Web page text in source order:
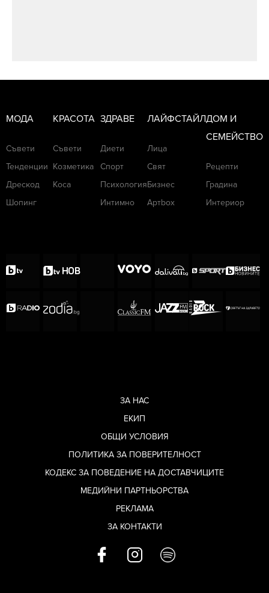
МОДА
Съвети
Тенденции
Дрескод
Шопинг
КРАСОТА
Съвети
Козметика
Коса
ЗДРАВЕ
Диети
Спорт
Психология
Интимно
ЛАЙФСТАЙЛ
Лица
Свят
Бизнес
Артbox
ДОМ И
СЕМЕЙСТВО
Рецепти
Градина
Интериор
ЗА НАС
ЕКИП
ОБЩИ УСЛОВИЯ
ПОЛИТИКА ЗА ПОВЕРИТЕЛНОСТ
КОДЕКС ЗА ПОВЕДЕНИЕ НА ДОСТАВЧИЦИТЕ
МЕДИЙНИ ПАРТНЬОРСТВА
РЕКЛАМА
ЗА КОНТАКТИ